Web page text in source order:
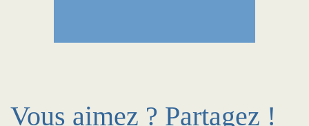
Vous aimez ? Partagez !